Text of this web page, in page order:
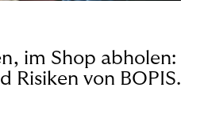
im Shop abholen:
Risiken von BOPIS.